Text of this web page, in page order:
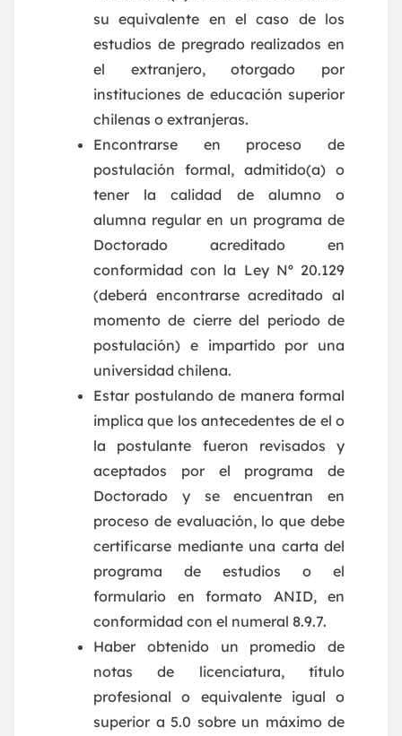
su equivalente en el caso de los
estudios de pregrado realizados en
el extranjero, otorgado por
instituciones de educación superior
chilenas o extranjeras.
Encontrarse en proceso de
postulación formal, admitido(a) o
tener la calidad de alumno o
alumna regular en un programa de
Doctorado acreditado en
conformidad con la Ley Nº 20.129
(deberá encontrarse acreditado al
momento de cierre del periodo de
postulación) e impartido por una
universidad chilena.
Estar postulando de manera formal
implica que los antecedentes de el o
la postulante fueron revisados y
aceptados por el programa de
Doctorado y se encuentran en
proceso de evaluación, lo que debe
certificarse mediante una carta del
programa de estudios o el
formulario en formato ANID, en
conformidad con el numeral 8.9.7.
Haber obtenido un promedio de
notas de licenciatura, título
profesional o equivalente igual o
superior a 5.0 sobre un máximo de